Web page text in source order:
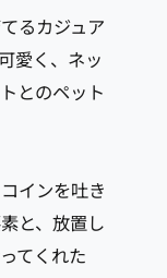
るカジュア
愛く、ネッ
とのペット
インを吐き
と、放置し
てくれた